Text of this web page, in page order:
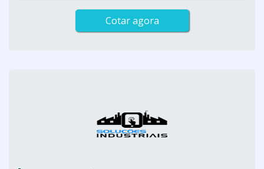
Cotar agora